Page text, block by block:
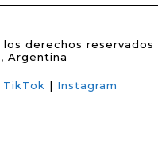
los derechos reservados
Argentina
TikTok | Instagram